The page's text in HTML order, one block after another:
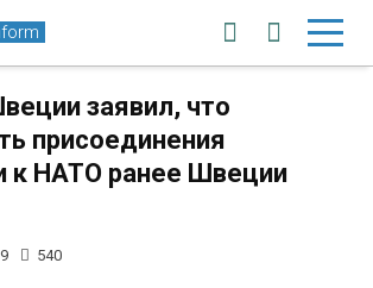
заявил, что
присоединения
к НАТО ранее Швеции
540